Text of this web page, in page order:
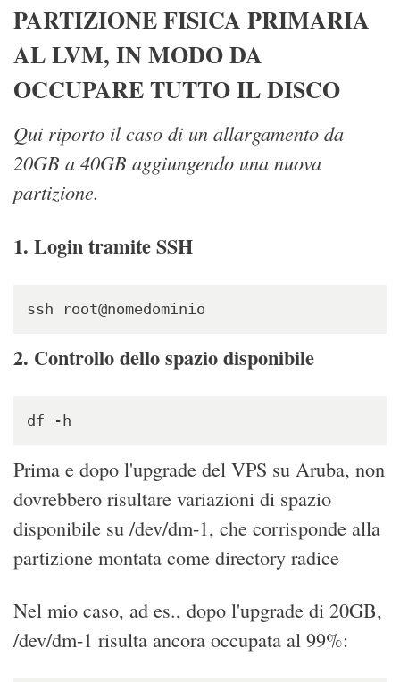
PARTIZIONE FISICA PRIMARIA
AL LVM, IN MODO DA
OCCUPARE TUTTO IL DISCO
Qui riporto il caso di un allargamento da
20GB a 40GB aggiungendo una nuova
partizione.
1. Login tramite SSH
ssh root@nomedominio
2. Controllo dello spazio disponibile
df -h
Prima e dopo l'upgrade del VPS su Aruba, non
dovrebbero risultare variazioni di spazio
disponibile su /dev/dm-1, che corrisponde alla
partizione montata come directory radice
Nel mio caso, ad es., dopo l'upgrade di 20GB,
/dev/dm-1 risulta ancora occupata al 99%: